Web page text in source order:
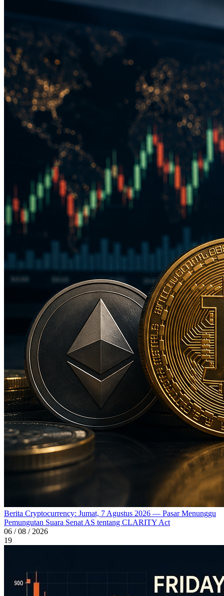
Berita Cryptocurrency: Jumat, 7 Agustus 2026 — Pasar Menunggu
Pemungutan Suara Senat AS tentang CLARITY Act
06 / 08 / 2026
19